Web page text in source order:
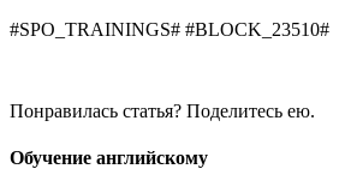
#SPO_TRAININGS# #BLOCK_23510#
Понравилась статья? Поделитесь ею.
Обучение английскому